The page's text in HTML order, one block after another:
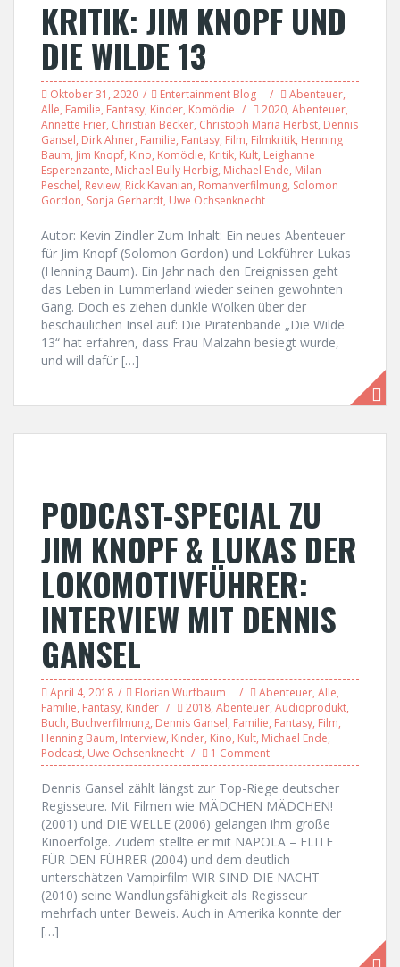
KRITIK: JIM KNOPF UND
DIE WILDE 13
Oktober 31, 2020 Entertainment Blog Abenteuer,
Alle, Familie, Fantasy, Kinder, Komödie 2020, Abenteuer,
Annette Frier, Christian Becker, Christoph Maria Herbst, Dennis
Gansel, Dirk Ahner, Familie, Fantasy, Film, Filmkritik, Henning
Baum, Jim Knopf, Kino, Komödie, Kritik, Kult, Leighanne
Esperenzante, Michael Bully Herbig, Michael Ende, Milan
Peschel, Review, Rick Kavanian, Romanverfilmung, Solomon
Gordon, Sonja Gerhardt, Uwe Ochsenknecht
Autor: Kevin Zindler Zum Inhalt: Ein neues Abenteuer
für Jim Knopf (Solomon Gordon) und Lokführer Lukas
(Henning Baum). Ein Jahr nach den Ereignissen geht
das Leben in Lummerland wieder seinen gewohnten
Gang. Doch es ziehen dunkle Wolken über der
beschaulichen Insel auf: Die Piratenbande „Die Wilde
13“ hat erfahren, dass Frau Malzahn besiegt wurde,
und will dafür […]
PODCAST-SPECIAL ZU
JIM KNOPF & LUKAS DER
LOKOMOTIVFÜHRER:
INTERVIEW MIT DENNIS
GANSEL
April 4, 2018 Florian Wurfbaum Abenteuer, Alle,
Familie, Fantasy, Kinder 2018, Abenteuer, Audioprodukt,
Buch, Buchverfilmung, Dennis Gansel, Familie, Fantasy, Film,
Henning Baum, Interview, Kinder, Kino, Kult, Michael Ende,
Podcast, Uwe Ochsenknecht 1 Comment
Dennis Gansel zählt längst zur Top-Riege deutscher
Regisseure. Mit Filmen wie MÄDCHEN MÄDCHEN!
(2001) und DIE WELLE (2006) gelangen ihm große
Kinoerfolge. Zudem stellte er mit NAPOLA – ELITE
FÜR DEN FÜHRER (2004) und dem deutlich
unterschätzen Vampirfilm WIR SIND DIE NACHT
(2010) seine Wandlungsfähigkeit als Regisseur
mehrfach unter Beweis. Auch in Amerika konnte der
[…]